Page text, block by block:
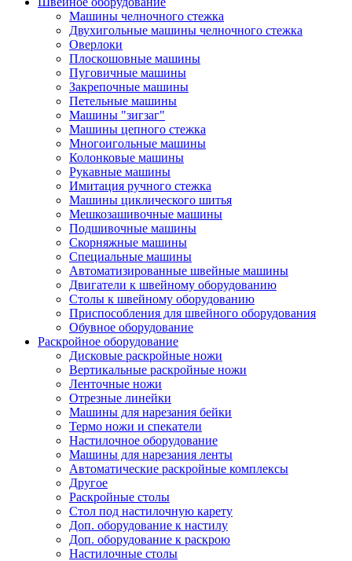
Машины челночного стежка
Двухигольные машины челночного стежка
Оверлоки
Плоскошовные машины
Пуговичные машины
Закрепочные машины
Петельные машины
Машины "зигзаг"
Машины цепного стежка
Многоигольные машины
Колонковые машины
Рукавные машины
Имитация ручного стежка
Машины циклического шитья
Мешкозашивочные машины
Подшивочные машины
Скорняжные машины
Специальные машины
Автоматизированные швейные машины
Двигатели к швейному оборудованию
Столы к швейному оборудованию
Приспособления для швейного оборудования
Обувное оборудование
Раскройное оборудование
Дисковые раскройные ножи
Вертикальные раскройные ножи
Ленточные ножи
Отрезные линейки
Машины для нарезания бейки
Термо ножи и спекатели
Настилочное оборудование
Машины для нарезания ленты
Автоматические раскройные комплексы
Другое
Раскройные столы
Стол под настилочную карету
Доп. оборудование к настилу
Доп. оборудование к раскрою
Настилочные столы